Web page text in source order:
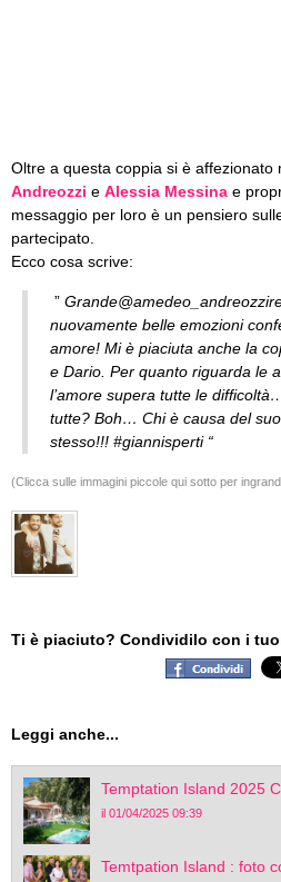
Oltre a questa coppia si è affezionato
Andreozzi e Alessia Messina e
messaggio per loro è un pensiero
partecipato.
Ecco cosa scrive:
”
nuovamente belle emozioni
amore! Mi è piaciuta anche la
e Dario. Per quanto riguarda le
l’amore supera tutte le
tutte? Boh… Chi è causa del
stesso!!! #giannisperti “
(Clicca sulle immagini piccole qui sotto per
Ti è piaciuto? Condividilo con i
Leggi anche...
Temptation Island 2025
il 01/04/2025 09:39
Temtpation Island : foto